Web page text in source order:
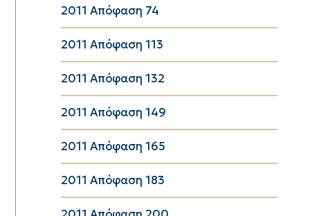
2011 Απόφαση 74
2011 Απόφαση 113
2011 Απόφαση 132
2011 Απόφαση 149
2011 Απόφαση 165
2011 Απόφαση 183